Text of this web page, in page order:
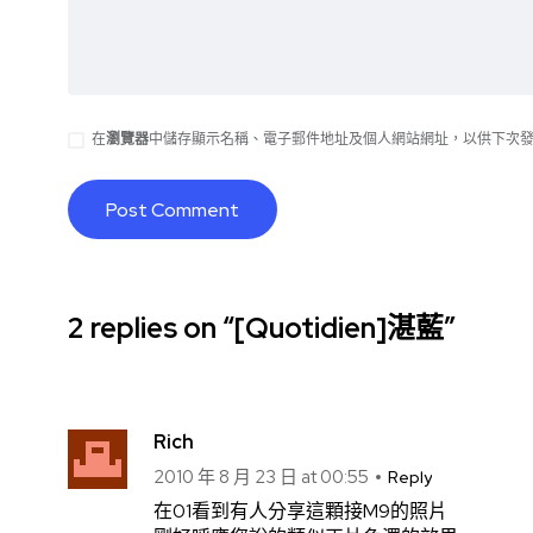
在瀏覽器中儲存顯示名稱、電子郵件地址及個人網站網址，以供下次
2 replies on “[Quotidien]湛藍”
Rich
2010 年 8 月 23 日 at 00:55 Reply
在01看到有人分享這顆接M9的照片